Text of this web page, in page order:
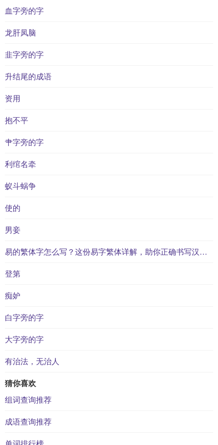
血字旁的字
龙肝凤脑
韭字旁的字
升结尾的成语
资用
抱不平
肀字旁的字
利绾名牵
蚁斗蜗争
使的
男妾
易的繁体字怎么写？这份易字繁体详解，助你正确书写汉字_汉字繁体学习
登第
痴妒
白字旁的字
大字旁的字
有治法，无治人
猜你喜欢
组词查询推荐
成语查询推荐